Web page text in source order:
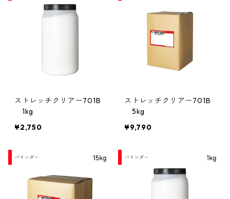
ストレッチクリアー701B
1kg
¥2,750
ストレッチクリアー701B
5kg
¥9,790